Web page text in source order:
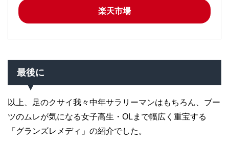
楽天市場
最後に
以上、足のクサイ我々中年サラリーマンはもちろん、ブー
ツのムレが気になる女子高生・OLまで幅広く重宝する
「グランズレメディ」の紹介でした。